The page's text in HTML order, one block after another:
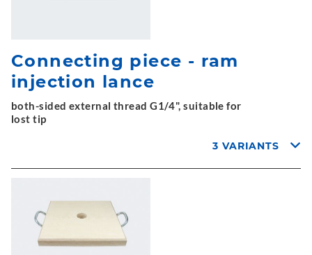
Connecting piece - ram
injection lance
both-sided external thread G1/4", suitable for
lost tip
3 VARIANTS